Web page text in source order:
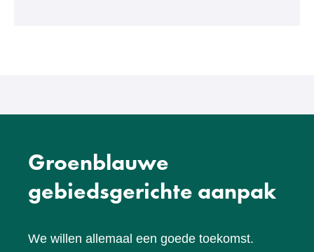
Groenblauwe
gebiedsgerichte aanpak
We willen allemaal een goede toekomst.